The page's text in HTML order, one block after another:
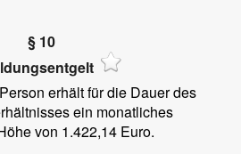
§ 10
erhält für die Dauer des
ein monatliches
von 1.422,14 Euro.